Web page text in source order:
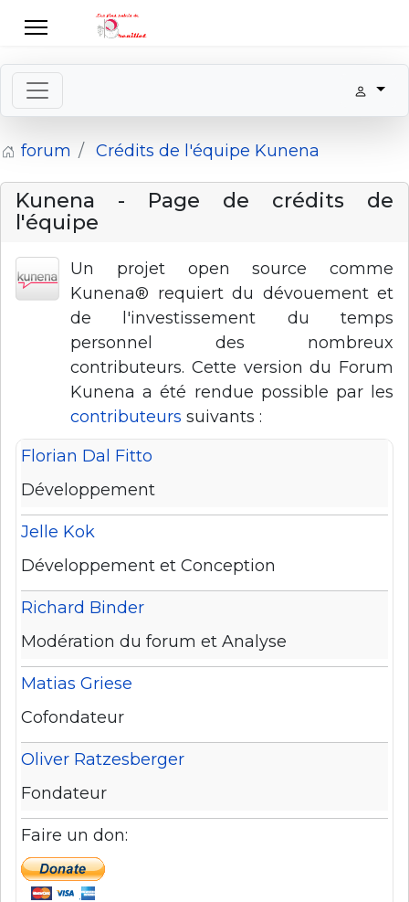
forum Crédits de l'équipe Kunena
Kunena - Page de crédits de
l'équipe
Un projet open source comme
Kunena® requiert du dévouement et
de l'investissement du temps
personnel des nombreux
contributeurs. Cette version du Forum
Kunena a été rendue possible par les
contributeurs suivants :
Florian Dal Fitto
Développement
Jelle Kok
Développement et Conception
Richard Binder
Modération du forum et Analyse
Matias Griese
Cofondateur
Oliver Ratzesberger
Fondateur
Faire un don: